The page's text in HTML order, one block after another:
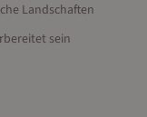
Landschaften
sein